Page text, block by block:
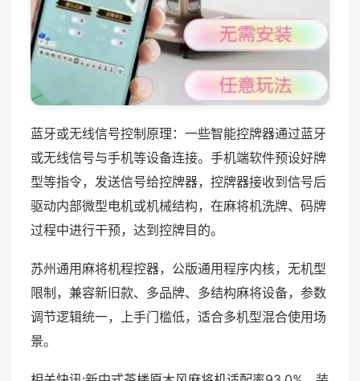
蓝牙或无线信号控制原理：一些智能控牌器通过蓝牙
或无线信号与手机等设备连接。手机端软件预设好牌
型等指令，发送信号给控牌器，控牌器接收到信号后
驱动内部微型电机或机械结构，在麻将机洗牌、码牌
过程中进行干预，达到控牌目的。
苏州通用麻将机程控器，公版通用程序内核，无机型
限制，兼容新旧款、多品牌、多结构麻将设备，参数
调节逻辑统一，上手门槛低，适合多机型混合使用场
景。